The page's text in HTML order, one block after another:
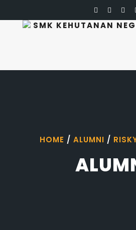
SMK KEHUTANAN
HOME / ALUMNI /